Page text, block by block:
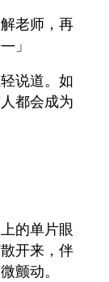
老师，再
」
说道。如
都会成为
的单片眼
开来，伴
颤动。